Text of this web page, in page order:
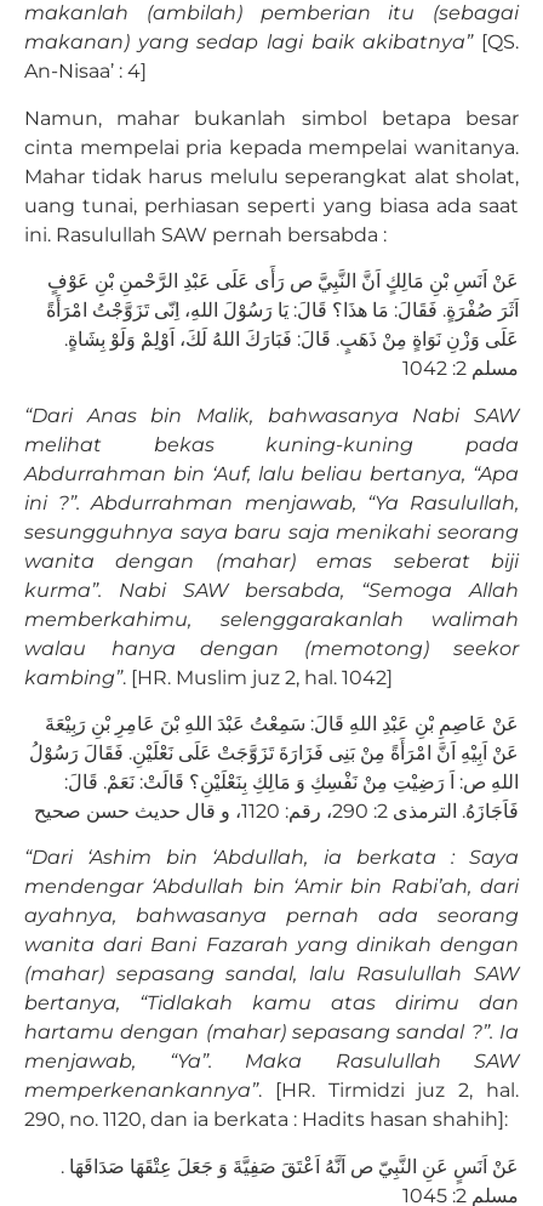
makanlah (ambilah) pemberian itu (sebagai
makanan) yang sedap lagi baik akibatnya”[QS.
An-Nisaa’ : 4]
Namun, mahar bukanlah simbol betapa besar
cinta mempelai pria kepada mempelai wanitanya.
Mahar tidak harus melulu seperangkat alat sholat,
uang tunai, perhiasan seperti yang biasa ada saat
ini. Rasulullah SAW pernah bersabda :
عَنْ اَنَسِ بْنِ مَالِكٍ اَنَّ النَّبِيَّ ص رَأَى عَلَى عَبْدِ الرَّحْمنِ بْنِ عَوْفٍ
اَثَرَ صُفْرَةٍ. فَقَالَ: مَا هذَا؟ قَالَ: يَا رَسُوْلَ اللهِ، اِنّى تَزَوَّجْتُ امْرَأَةً
عَلَى وَزْنِ نَوَاةٍ مِنْ ذَهَبٍ. قَالَ: فَبَارَكَ اللهُ لَكَ، اَوْلِمْ وَلَوْ بِشَاةٍ.
مسلم 2: 1042
“Dari Anas bin Malik, bahwasanya Nabi SAW
melihat bekas kuning-kuning pada
Abdurrahman bin ‘Auf, lalu beliau bertanya, “Apa
ini ?”. Abdurrahman menjawab, “Ya Rasulullah,
sesungguhnya saya baru saja menikahi seorang
wanita dengan (mahar) emas seberat biji
kurma”. Nabi SAW bersabda, “Semoga Allah
memberkahimu, selenggarakanlah walimah
walau hanya dengan (memotong) seekor
kambing”. [HR. Muslim juz 2, hal. 1042]
عَنْ عَاصِمِ بْنِ عَبْدِ اللهِ قَالَ: سَمِعْتُ عَبْدَ اللهِ بْنَ عَامِرِ بْنِ رَبِيْعَةَ
عَنْ اَبِيْهِ اَنَّ امْرَأَةً مِنْ بَنِى فَزَارَةَ تَزَوَّجَتْ عَلَى نَعْلَيْنِ. فَقَالَ رَسُوْلُ
اللهِ ص: اَ رَضِيْتِ مِنْ نَفْسِكِ وَ مَالِكِ بِنَعْلَيْنِ؟ قَالَتْ: نَعَمْ. قَالَ:
فَاَجَازَهُ. الترمذى 2: 290، رقم: 1120، و قال حديث حسن صحيح
“Dari ‘Ashim bin ‘Abdullah, ia berkata : Saya
mendengar ‘Abdullah bin ‘Amir bin Rabi’ah, dari
ayahnya, bahwasanya pernah ada seorang
wanita dari Bani Fazarah yang dinikah dengan
(mahar) sepasang sandal, lalu Rasulullah SAW
bertanya, “Tidlakah kamu atas dirimu dan
hartamu dengan (mahar) sepasang sandal ?”. Ia
menjawab, “Ya”. Maka Rasulullah SAW
memperkenankannya”. [HR. Tirmidzi juz 2, hal.
290, no. 1120, dan ia berkata : Hadits hasan shahih]:
عَنْ اَنَسٍ عَنِ النَّبِيّ ص اَنَّهُ اَعْتَقَ صَفِيَّةَ وَ جَعَلَ عِتْقَهَا صَدَاقَهَا .
مسلم 2: 1045